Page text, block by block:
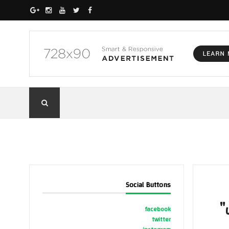
Social Buttons
facebook
twitter